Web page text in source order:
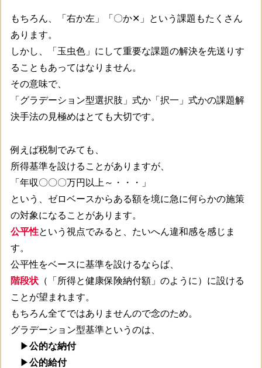
もちろん、「右か左」「〇か✕」という課題もたくさん
あります。
しかし、「玉虫色」にして重要な課題の解決を先送りす
ることもあってはなりません。
その意味で、
「グラデーション型選択肢」式か「択一」式かの課題解
決手法の見極めはとても大切です。
例えば税制でみても、
所得基準を設けることがありますが、
「年収〇〇〇万円以上～・・・」
という、ゼロベースからある額を境に急に何らかの施策
の対象になることがあります。
公平性という視点でみると、たいへん違和感を感じま
す。
公平性をベースに基準を設けるならば、
階段状 （「所得と健康保険納付額」のように）に設ける
ことが望まれます。
もちろん全てではありませんので念のため。
グラデーション型基準というのは、
▶公的な納付
▶公的給付